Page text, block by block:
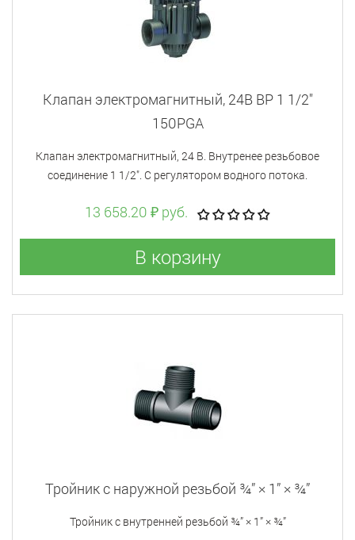
Клапан электромагнитный, 24В ВР 1 1/2"
150PGA
Клапан электромагнитный, 24 В. Внутренее резьбовое
соединение 1 1/2". С регулятором водного потока.
13 658.20 ₽ руб.
В корзину
Тройник с наружной резьбой ¾” × 1” × ¾”
Тройник с внутренней резьбой ¾” × 1” × ¾”